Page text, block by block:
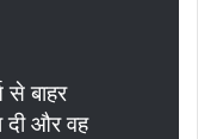
से बाहर
दी और वह